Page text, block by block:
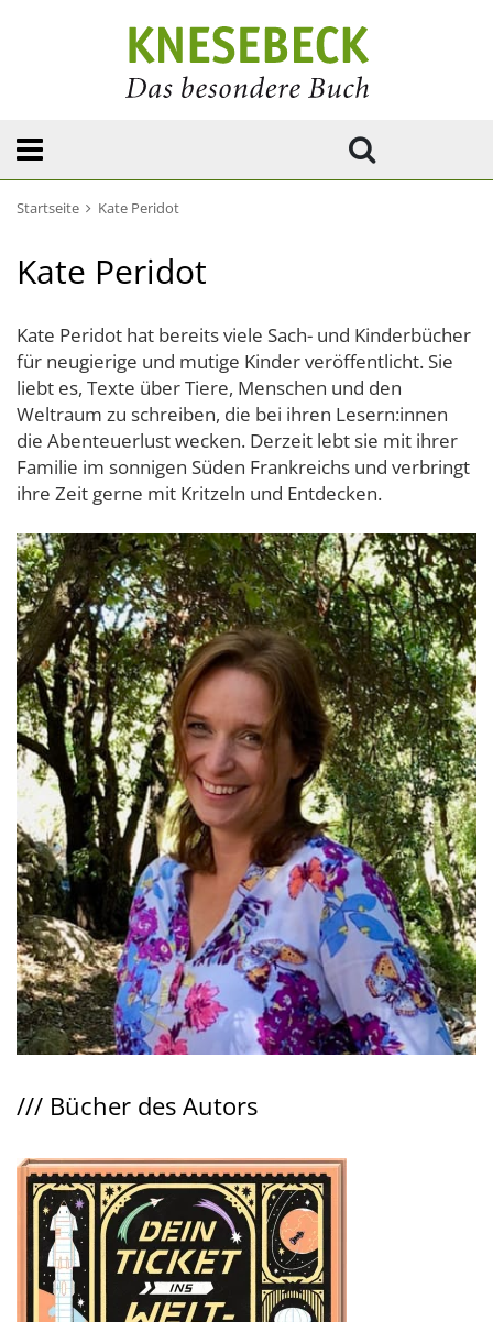
Startseite Kate Peridot
Kate Peridot
Kate Peridot hat bereits viele Sach- und Kinderbücher
für neugierige und mutige Kinder veröffentlicht. Sie
liebt es, Texte über Tiere, Menschen und den
Weltraum zu schreiben, die bei ihren Lesern:innen
die Abenteuerlust wecken. Derzeit lebt sie mit ihrer
Familie im sonnigen Süden Frankreichs und verbringt
ihre Zeit gerne mit Kritzeln und Entdecken.
/// Bücher des Autors